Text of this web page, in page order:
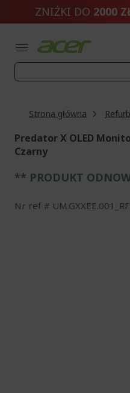
ZNIŻKI DO 2000
Strona główna
Predator X OLED
Czarny
** PRODUKT
Nr ref